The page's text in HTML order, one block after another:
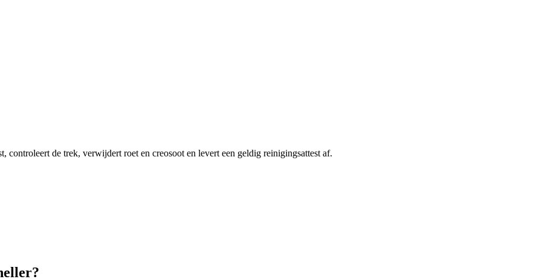
de trek, verwijdert roet en creosoot en levert een geldig reinigingsattest af.